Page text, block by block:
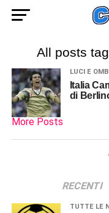
All posts
LUCI E
Italia
di
More Posts
RECENTI
TUTTE LE